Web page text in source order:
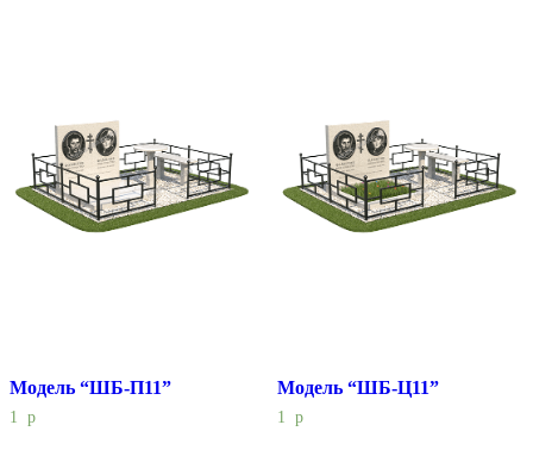
Модель “ШБ-П11”
1 р
Модель “ШБ-Ц11”
1 р